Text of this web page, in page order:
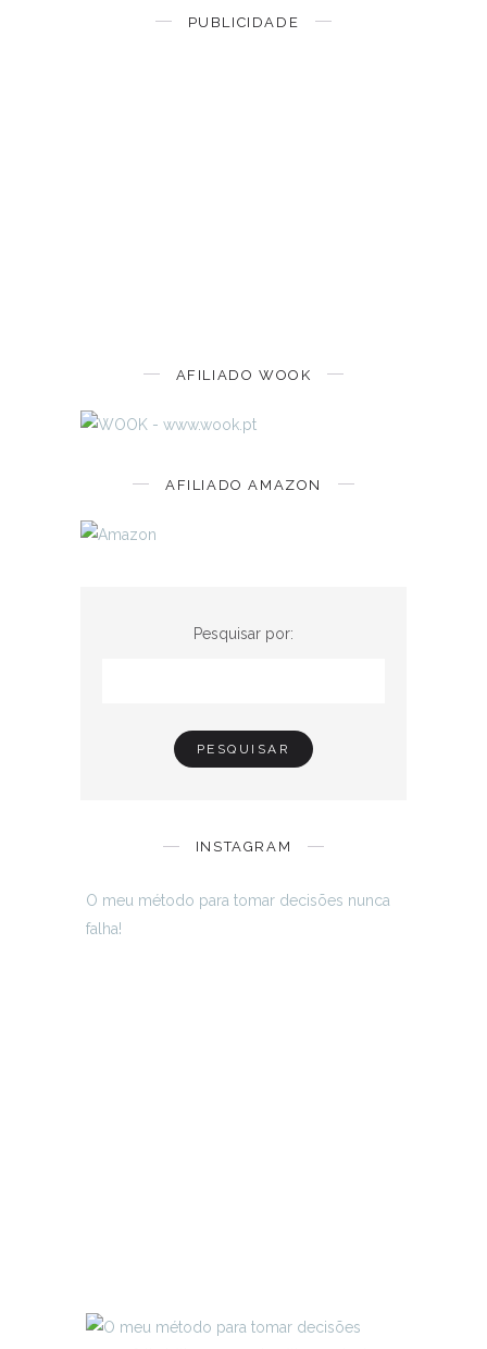
PUBLICIDADE
AFILIADO WOOK
AFILIADO AMAZON
Pesquisar por:
INSTAGRAM
O meu método para tomar decisões nunca
falha!